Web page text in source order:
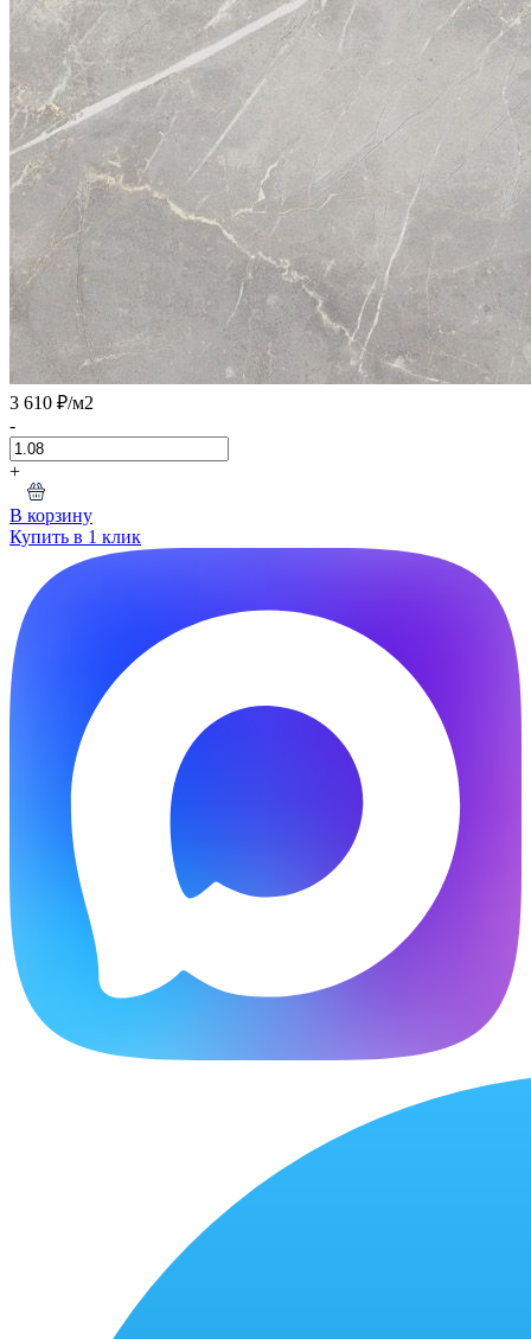
3 610 ₽/м2
-
+
В корзину
Купить в 1 клик